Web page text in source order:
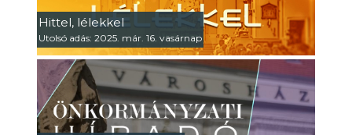
Hittel, lélekkel
Utolsó adás: 2025. már. 16. vasárnap